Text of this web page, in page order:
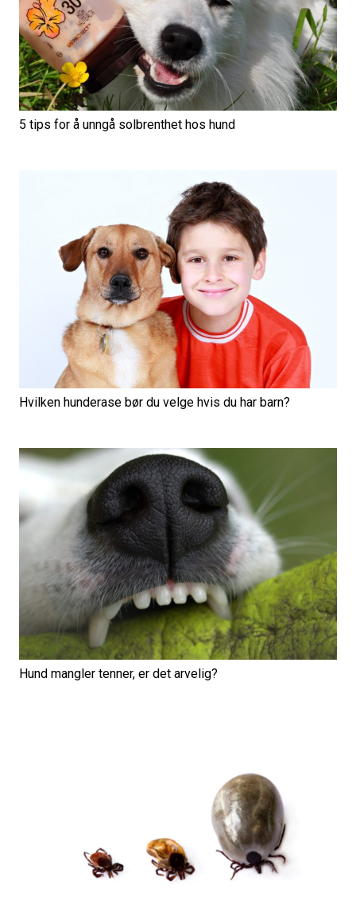
5 tips for å unngå solbrenthet hos hund
Hvilken hunderase bør du velge hvis du har barn?
Hund mangler tenner, er det arvelig?